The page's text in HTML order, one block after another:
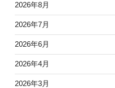
2026年8月
2026年7月
2026年6月
2026年4月
2026年3月